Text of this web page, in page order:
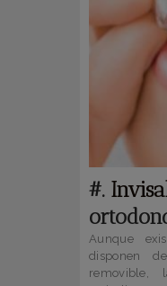
#.
Aunque
disponen
removible,